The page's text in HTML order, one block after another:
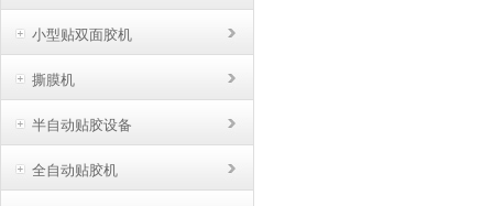
小型贴双面胶机
撕膜机
半自动贴胶设备
全自动贴胶机